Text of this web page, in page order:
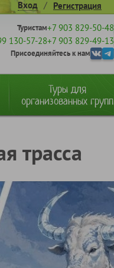
Вход / Регистрация
Туристам+7 903 829-50-48
130-57-28+7 903 829-49-13
Присоединяйтесь к нам
Туры для
организованных групп
трасса